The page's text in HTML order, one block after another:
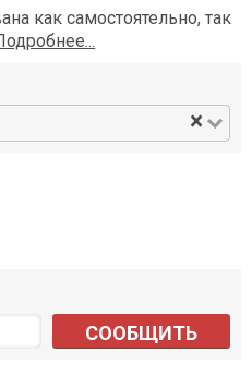
как самостоятельно, так
×
СООБЩИТЬ